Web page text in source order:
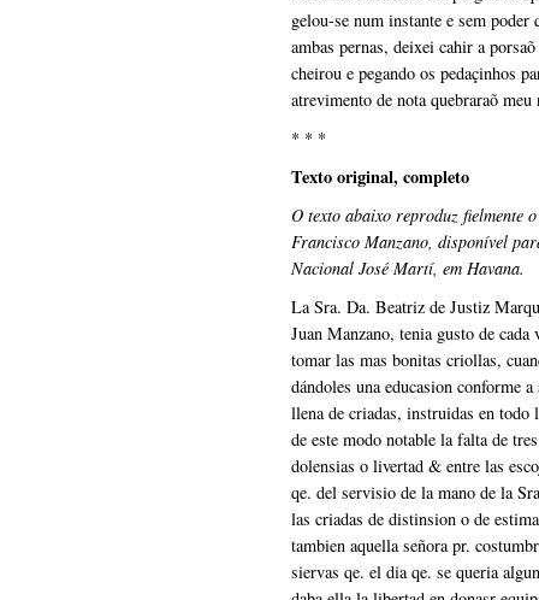
gelou-se num instante e sem
ambas pernas, deixei cahir a
cheirou e pegando os pedaçinhos
atrevimento de nota quebraraõ meu
* * *
Texto original, completo
O texto abaixo reproduz fielmente
Francisco Manzano, disponível
Nacional José Martí, em Havana.
La Sra. Da. Beatriz de Justiz
Juan Manzano, tenia gusto de
tomar las mas bonitas criollas,
dándoles una educasion conforme
llena de criadas, instruidas en todo
de este modo notable la falta de
dolensias o livertad & entre las
qe. del servisio de la mano de la
las criadas de distinsion o de
tambien aquella señora pr.
siervas qe. el dia qe. se queria